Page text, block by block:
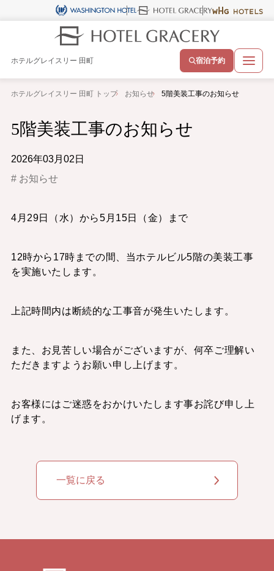
ホテルグレイスリー 田町 宿泊予約
ホテルグレイスリー 田町 トップ お知らせ 5階美装工事のお知らせ
5階美装工事のお知らせ
2026年03月02日
お知らせ
4月29日（水）から5月15日（金）まで
12時から17時までの間、当ホテルビル5階の美装工事
を実施いたします。
上記時間内は断続的な工事音が発生いたします。
また、お見苦しい場合がございますが、何卒ご理解い
ただきますようお願い申し上げます。
お客様にはご迷惑をおかけいたします事お詫び申し上
げます。
一覧に戻る